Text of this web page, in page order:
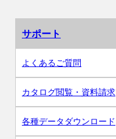
サポート
よくあるご質問
カタログ閲覧・資料請求
各種データダウンロード